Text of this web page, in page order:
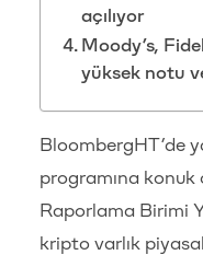
açılıyor
Moody’s,
yüksek notu
BloombergHT’de
programına konuk
Raporlama Birimi
kripto varlık